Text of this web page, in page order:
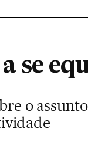
se
o